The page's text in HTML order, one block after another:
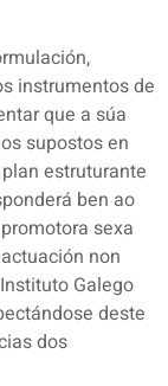
instrumentos de
que a súa
supostos en
estruturante
ben ao
sexa
non
Galego
deste
dos